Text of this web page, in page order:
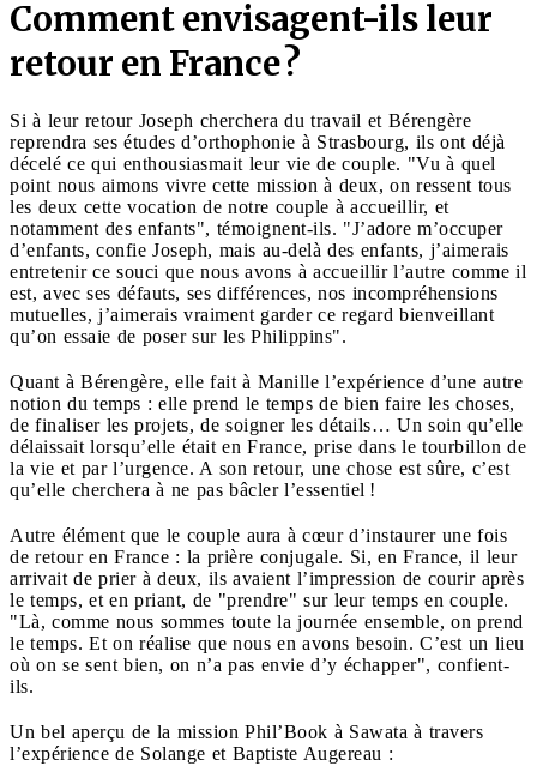
Comment envisagent-ils leur
retour en France ?
Si à leur retour Joseph cherchera du travail et Bérengère
reprendra ses études d’orthophonie à Strasbourg, ils ont déjà
décelé ce qui enthousiasmait leur vie de couple. "Vu à quel
point nous aimons vivre cette mission à deux, on ressent tous
les deux cette vocation de notre couple à accueillir, et
notamment des enfants", témoignent-ils. "J’adore m’occuper
d’enfants, confie Joseph, mais au-delà des enfants, j’aimerais
entretenir ce souci que nous avons à accueillir l’autre comme il
est, avec ses défauts, ses différences, nos incompréhensions
mutuelles, j’aimerais vraiment garder ce regard bienveillant
qu’on essaie de poser sur les Philippins".
Quant à Bérengère, elle fait à Manille l’expérience d’une autre
notion du temps : elle prend le temps de bien faire les choses,
de finaliser les projets, de soigner les détails… Un soin qu’elle
délaissait lorsqu’elle était en France, prise dans le tourbillon de
la vie et par l’urgence. A son retour, une chose est sûre, c’est
qu’elle cherchera à ne pas bâcler l’essentiel !
Autre élément que le couple aura à cœur d’instaurer une fois
de retour en France : la prière conjugale. Si, en France, il leur
arrivait de prier à deux, ils avaient l’impression de courir après
le temps, et en priant, de "prendre" sur leur temps en couple.
"Là, comme nous sommes toute la journée ensemble, on prend
le temps. Et on réalise que nous en avons besoin. C’est un lieu
où on se sent bien, on n’a pas envie d’y échapper", confient-
ils.
Un bel aperçu de la mission Phil’Book à Sawata à travers
l’expérience de Solange et Baptiste Augereau :